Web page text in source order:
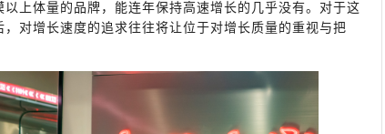
上体量的品牌，能连年保持高速增长的几乎没有。对于这
对增长速度的追求往往将让位于对增长质量的重视与把